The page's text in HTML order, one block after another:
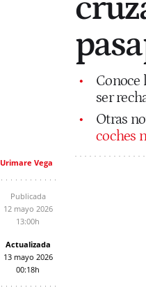
Conoce
ser
Otras
coches
Urimare Vega
Publicada
12 mayo 2026
13:00h
Actualizada
13 mayo 2026
00:18h